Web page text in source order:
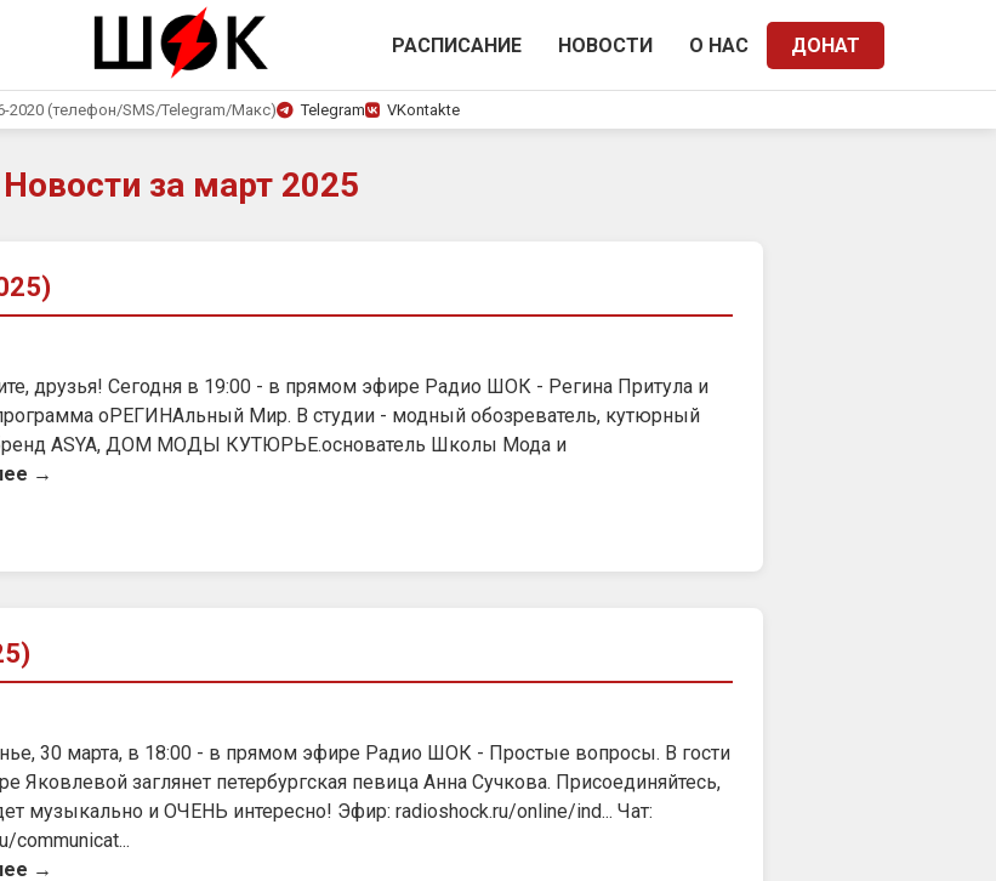
РАСПИСАНИЕ НОВОСТИ О НАС ДОНАТ
2020 (телефон/SMS/Telegram/Макс) Telegram VKontakte
Новости за март 2025
друзья! Сегодня в 19:00 - в прямом эфире Радио ШОК - Регина Притула и
оРЕГИНАльный Мир. В студии - модный обозреватель, кутюрный
ASYA, ДОМ МОДЫ КУТЮРЬЕ.основатель Школы Мода и
→
30 марта, в 18:00 - в прямом эфире Радио ШОК - Простые вопросы. В гости
Яковлевой заглянет петербургская певица Анна Сучкова. Присоединяйтесь,
музыкально и ОЧЕНЬ интересно! Эфир: radioshock.ru/online/ind... Чат:
communicat...
→